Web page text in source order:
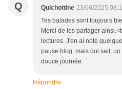
Q Quichottine 23/06/2025
Tes balades sont toujours
Merci de les partager
lectures. J'en ai noté
pause blog, mais qui sait,
douce journée.
Répondre